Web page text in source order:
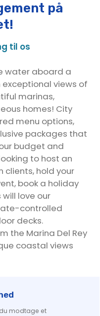
på
til os
water aboard a
views of
marinas,
homes! City
menu options,
packages that
budget and
to host an
clients, hold your
book a holiday
love our
controlled
decks.
the Marina Del Rey
coastal views
modtage et